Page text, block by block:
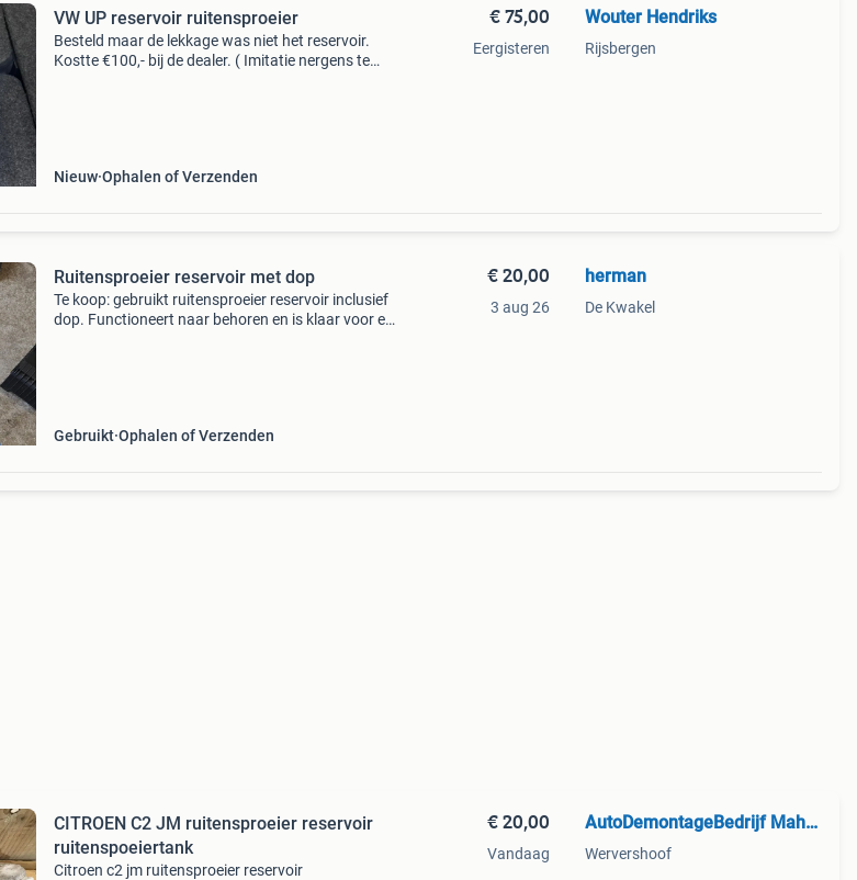
VW UP reservoir ruitensproeier
Besteld maar de lekkage was niet het reservoir.
Kostte €100,- bij de dealer. ( Imitatie nergens te
Nieuw Ophalen of Verzenden
€ 75,00
Eergisteren
Wouter Hendriks
Rijsbergen
Ruitensproeier reservoir met dop
Te koop: gebruikt ruitensproeier reservoir inclusief
dop. Functioneert naar behoren en is klaar voor een
Gebruikt Ophalen of Verzenden
€ 20,00
3 aug 26
herman
De Kwakel
CITROEN C2 JM ruitensproeier reservoir
ruitenspoeiertank
Citroen c2 jm ruitensproeier reservoir
€ 20,00
Vandaag
AutoDemontageBedrijf Mahzud
Wervershoof